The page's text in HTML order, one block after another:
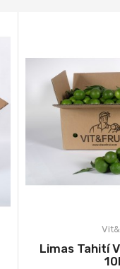
Limas Tahití